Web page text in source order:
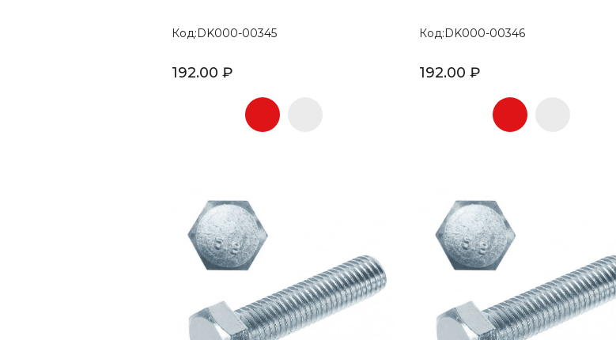
Код:DK000-00345
192.00 ₽
Код:DK000-00346
192.00 ₽